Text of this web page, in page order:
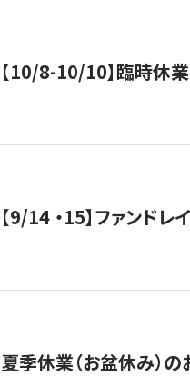
【10/8-10/10】臨時休
【9/14 ・15】ファンド
夏季休業（お盆休み）の